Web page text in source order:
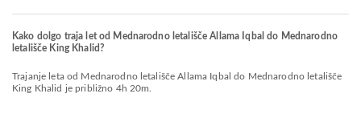
Kako dolgo traja let od Mednarodno letališče Allama Iqbal do Mednarodno
letališče King Khalid?
Trajanje leta od Mednarodno letališče Allama Iqbal do Mednarodno letališče
King Khalid je približno 4h 20m.